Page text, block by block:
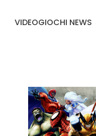
VIDEOGIOCHI NEWS